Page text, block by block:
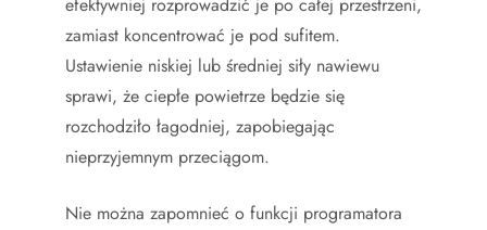
zamiast koncentrować je pod sufitem.
Ustawienie niskiej lub średniej siły nawiewu
sprawi, że ciepłe powietrze będzie się
rozchodziło łagodniej, zapobiegając
nieprzyjemnym przeciągom.
Nie można zapomnieć o funkcji programatora